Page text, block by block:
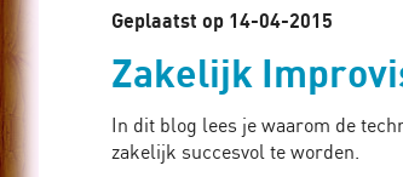
Theater
op
maat
Geplaatst op 14-04-2015
Zakelijk
In dit blog lees je waarom de
zakelijk succesvol te worden.